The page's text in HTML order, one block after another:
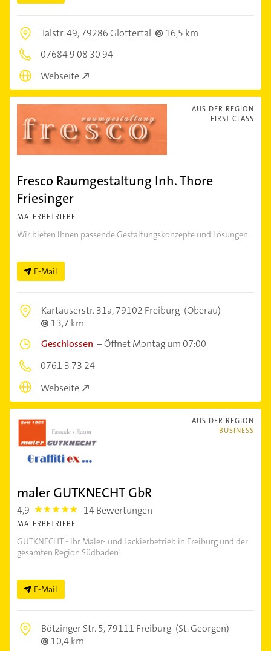
Talstr. 49,79286 Glottertal
16,5 km
07684 9 08 30 94
Webseite
AUS DER REGION
FIRST CLASS
Fresco Raumgestaltung Inh. Thore
Friesinger
MALERBETRIEBE
Wir bieten Ihnen passende Gestaltungskonzepte und Lösungen
E-Mail
Kartäuserstr. 31a,79102 Freiburg (Oberau)
13,7 km
Geschlossen –Öffnet Montag um 07:00
0761 3 73 24
Webseite
AUS DER REGION
BUSINESS
maler GUTKNECHT GbR
4,9 4.9 14 Bewertungen
MALERBETRIEBE
GUTKNECHT - Ihr Maler- und Lackierbetrieb in Freiburg und der
gesamten Region Südbaden!
E-Mail
Bötzinger Str. 5,79111 Freiburg (St. Georgen)
10,4 km